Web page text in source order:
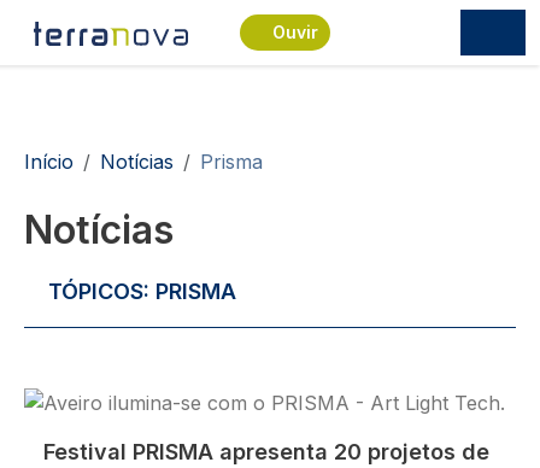
Passar para o conteúdo principal
Ouvir
Navegação estrutural
Início Notícias Prisma
Notícias
TÓPICOS: PRISMA
Imagem
Festival PRISMA apresenta 20 projetos de